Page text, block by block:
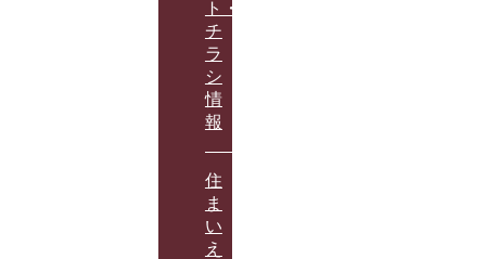
ト・
チ
ラ
シ
情
報
住
ま
い
え